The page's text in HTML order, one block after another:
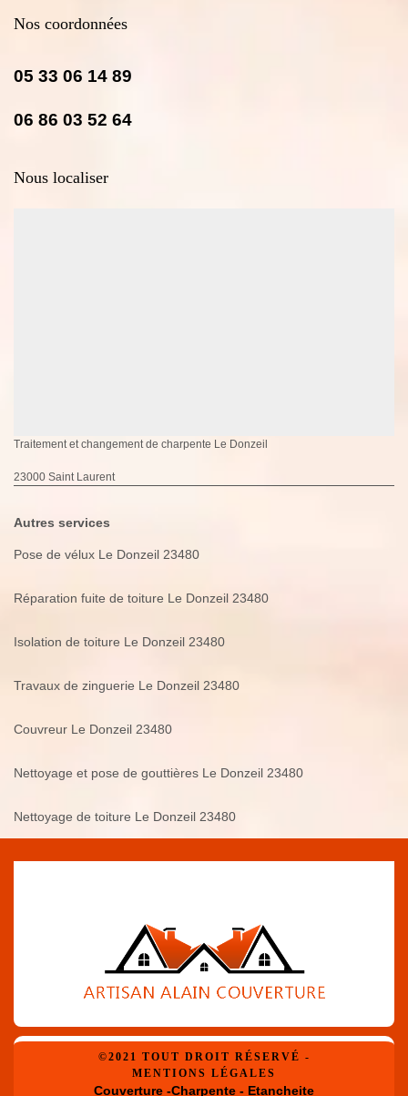
Nos coordonnées
05 33 06 14 89
06 86 03 52 64
Nous localiser
Traitement et changement de charpente Le Donzeil
23000 Saint Laurent
Autres services
Pose de vélux Le Donzeil 23480
Réparation fuite de toiture Le Donzeil 23480
Isolation de toiture Le Donzeil 23480
Travaux de zinguerie Le Donzeil 23480
Couvreur Le Donzeil 23480
Nettoyage et pose de gouttières Le Donzeil 23480
Nettoyage de toiture Le Donzeil 23480
©2021 TOUT DROIT RÉSERVÉ -
MENTIONS LÉGALES
Couverture -Charpente - Etancheite